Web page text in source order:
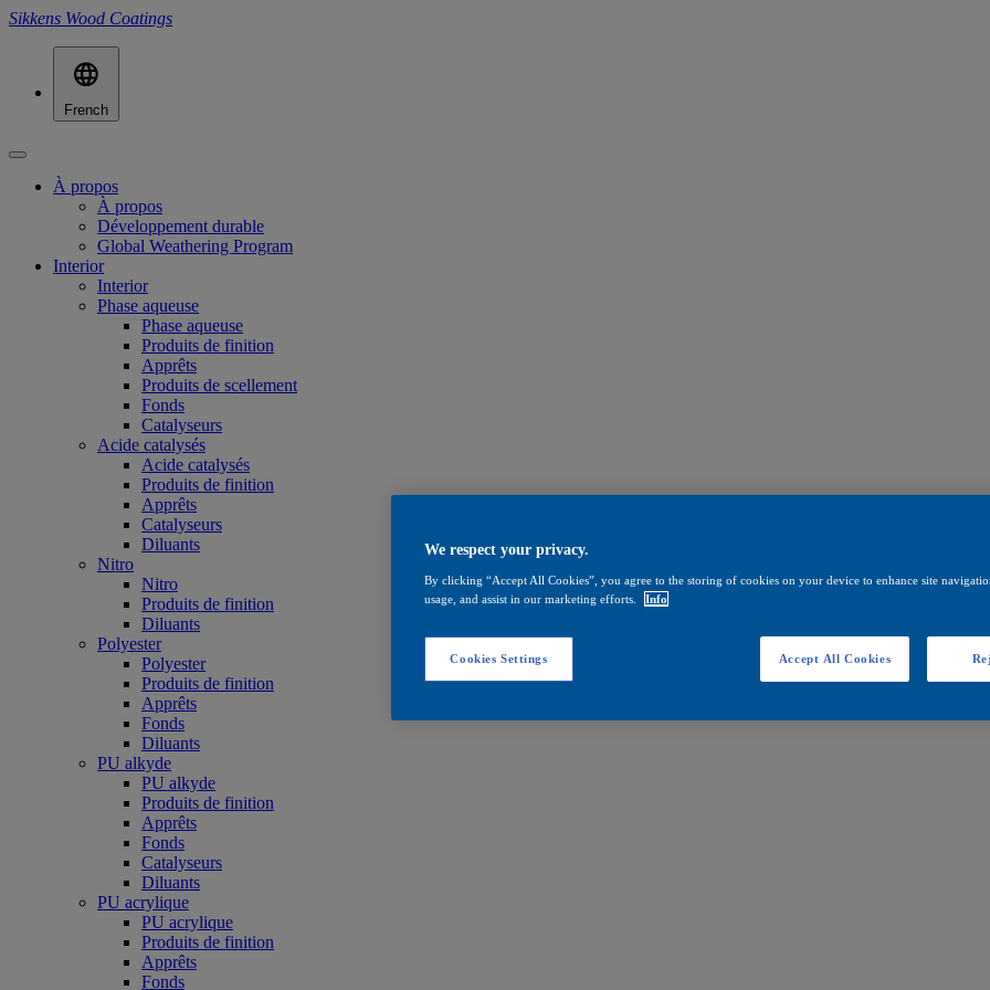
Sikkens Wood Coatings
French
À propos
À propos
Développement durable
Global Weathering Program
Interior
Interior
Phase aqueuse
Phase aqueuse
Produits de finition
Apprêts
Produits de scellement
Fonds
Catalyseurs
Acide catalysés
Acide catalysés
Produits de finition
Apprêts
Catalyseurs
Diluants
Nitro
Nitro
Produits de finition
Diluants
Polyester
Polyester
Produits de finition
Apprêts
Fonds
Diluants
PU alkyde
PU alkyde
Produits de finition
Apprêts
Fonds
Catalyseurs
Diluants
PU acrylique
PU acrylique
Produits de finition
Apprêts
Fonds
We respect your privacy.
By clicking “Accept All Cookies”, you agree to the storing of cookies on your device to enhance site
usage, and assist in our marketing efforts.
Info
Cookies Settings Accept All Cookies